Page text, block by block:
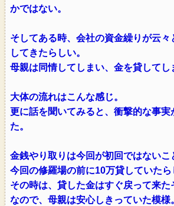
かではない。
そしてある時、会社の資金繰りが云々
してきたらしい。
母親は同情してしまい、金を貸してし
大体の流れはこんな感じ。
更に話を聞いてみると、衝撃的な事実
た。
金銭やり取りは今回が初回ではないこ
今回の修羅場の前に10万貸していたら
その時は、貸した金はすぐ戻って来た
なので、母親は安心しきっていた模様